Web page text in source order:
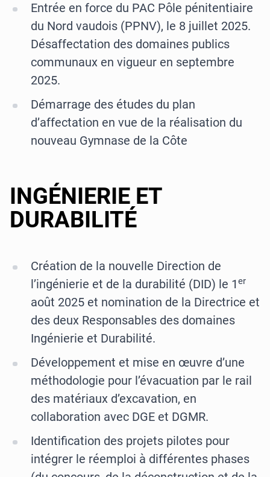
Entrée en force du PAC Pôle pénitentiaire
du Nord vaudois (PPNV), le 8 juillet 2025.
Désaffectation des domaines publics
communaux en vigueur en septembre
2025.
Démarrage des études du plan
d’affectation en vue de la réalisation du
nouveau Gymnase de la Côte
INGÉNIERIE ET
DURABILITÉ
Création de la nouvelle Direction de
l’ingénierie et de la durabilité (DID) le 1er
août 2025 et nomination de la Directrice et
des deux Responsables des domaines
Ingénierie et Durabilité.
Développement et mise en œuvre d’une
méthodologie pour l’évacuation par le rail
des matériaux d’excavation, en
collaboration avec DGE et DGMR.
Identification des projets pilotes pour
intégrer le réemploi à différentes phases